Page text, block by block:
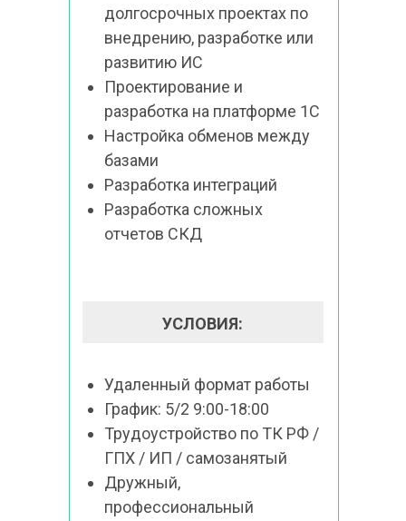
УСЛОВИЯ:
долгосрочных проектах по
внедрению, разработке или
развитию ИС
Проектирование и
разработка на платформе 1С
Настройка обменов между
базами
Разработка интеграций
Разработка сложных
отчетов СКД
Удаленный формат работы
График: 5/2 9:00-18:00
Трудоустройство по ТК РФ /
ГПХ / ИП / самозанятый
Дружный,
профессиональный